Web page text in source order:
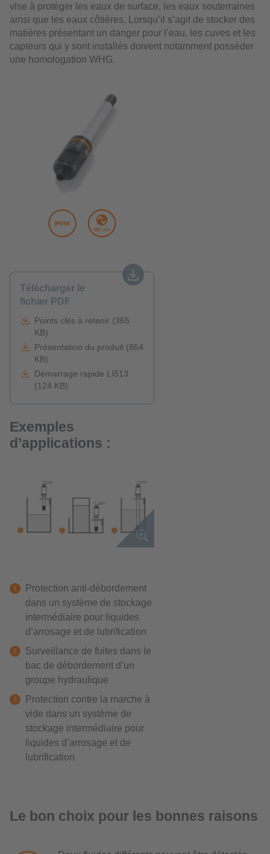
vise à protéger les eaux de surface, les eaux souterraines
ainsi que les eaux côtières. Lorsqu’il s’agit de stocker des
matières présentant un danger pour l’eau, les cuves et les
capteurs qui y sont installés doivent notamment posséder
une homologation WHG.
Télécharger le
fichier PDF
Points clés à retenir (365
KB)
Présentation du produit (864
KB)
Démarrage rapide LI513
(124 KB)
Exemples
d’applications :
Protection anti-débordement
dans un système de stockage
intermédiaire pour liquides
d’arrosage et de lubrification
Surveillance de fuites dans le
bac de débordement d’un
groupe hydraulique
Protection contre la marche à
vide dans un système de
stockage intermédiaire pour
liquides d’arrosage et de
lubrification
Le bon choix pour les bonnes raisons